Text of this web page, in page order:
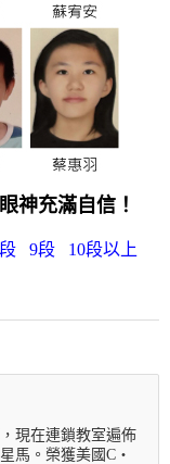
神充滿自信！
9段 10段以上
現在連鎖教室遍佈
馬。榮獲美國C‧